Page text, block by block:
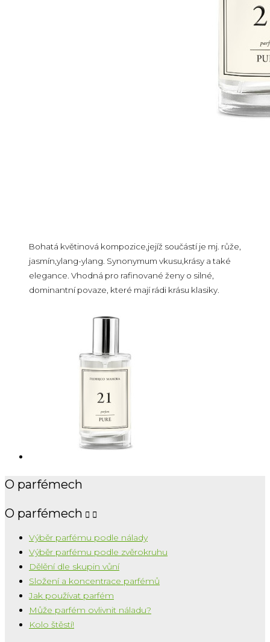
Bohatá květinová kompozice,jejíž součástí je mj. růže,
jasmín,ylang-ylang. Synonymum vkusu,krásy a také
elegance. Vhodná pro rafinované ženy o silné,
dominantní povaze, které mají rádi krásu klasiky.
O parfémech
O parfémech  
Výběr parfému podle nálady
Výběr parfému podle zvěrokruhu
Dělění dle skupin vůní
Složení a koncentrace parfémů
Jak používat parfém
Může parfém ovlivnit náladu?
Kolo štěstí!